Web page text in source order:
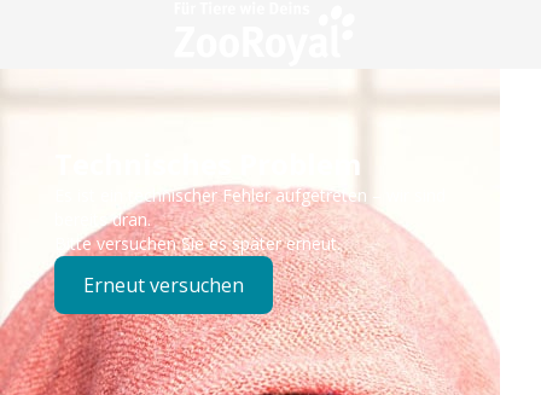
Technisches Problem
Es ist ein technischer Fehler aufgetreten – wir sind
bereits dran.
Bitte versuchen Sie es später erneut.
Erneut versuchen